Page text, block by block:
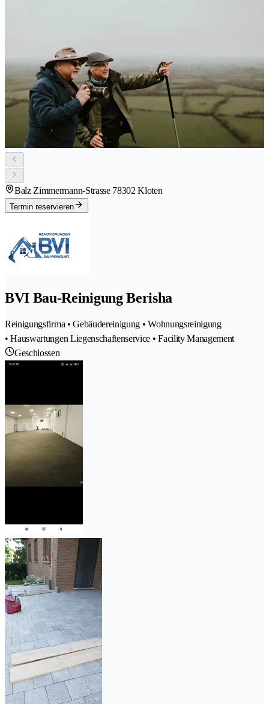
Balz Zimmermann-Strasse 78302 Kloten
Termin reservieren
BVI Bau-Reinigung Berisha
Reinigungsfirma • Gebäudereinigung • Wohnungsreinigung
• Hauswartungen Liegenschaftenservice • Facility Management
Geschlossen